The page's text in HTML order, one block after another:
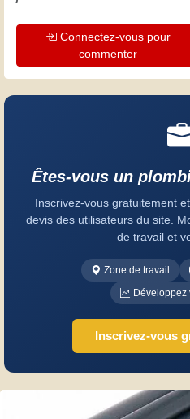
Connectez-vous pour
commenter
Êtes-vous un
Inscrivez-vous gratuitement
devis des utilisateurs du site.
de travail et
Zone de travail
Développez
Inscrivez-vous